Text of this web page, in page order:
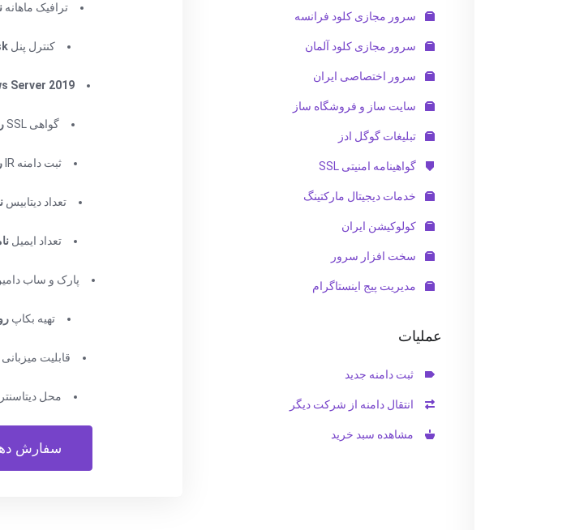
سرور مجازی کلود فرانسه
سرور مجازی کلود آلمان
سرور اختصاصی ایران
سایت ساز و فروشگاه ساز
تبلیغات گوگل ادز
گواهینامه امنیتی SSL
خدمات دیجیتال مارکتینگ
کولوکیشن ایران
سخت افزار سرور
مدیریت پیج اینستاگرام
عملیات
ثبت دامنه جدید
انتقال دامنه از شرکت دیگر
مشاهده سبد خرید
ترافیک ماهانه
کنترل پنل
Server 2019
گواهی SSL
ثبت دامنه IR
تعداد دیتابیس
تعداد ایمیل
پارک و ساب
تهیه بکاپ
قابلیت میزبانی
محل دیتاسنتر
سفارش